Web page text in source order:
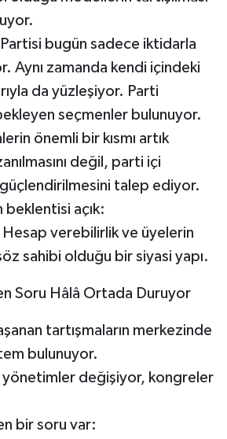
bugün sadece iktidarla
Aynı zamanda kendi içindeki
da yüzleşiyor. Parti
seçmenler bulunuyor.
önemli bir kısmı artık
değil, parti içi
talep ediyor.
beklentisi açık:
Hesap verebilirlik ve üyelerin
sahibi olduğu bir siyasi yapı.
Soru Hâlâ Ortada Duruyor
tartışmaların merkezinde
bulunuyor.
yönetimler değişiyor, kongreler
bir soru var: